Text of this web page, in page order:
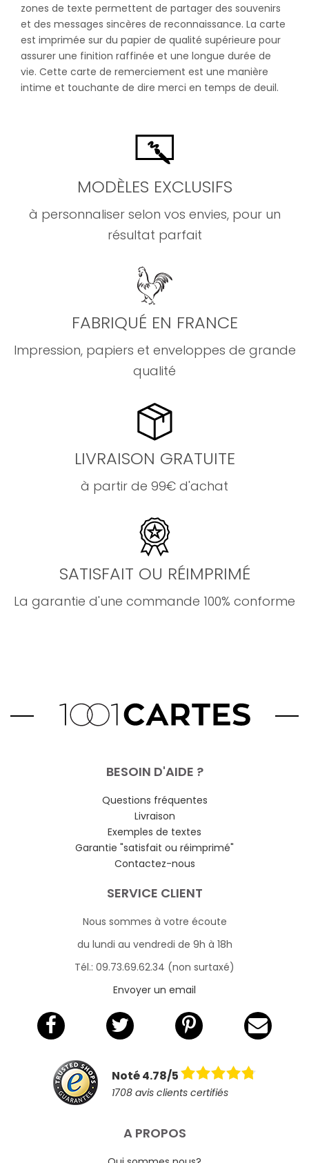
zones de texte permettent de partager des souvenirs
et des messages sincères de reconnaissance. La carte
est imprimée sur du papier de qualité supérieure pour
assurer une finition raffinée et une longue durée de
vie. Cette carte de remerciement est une manière
intime et touchante de dire merci en temps de deuil.
MODÈLES EXCLUSIFS
à personnaliser selon vos envies, pour un
résultat parfait
FABRIQUÉ EN FRANCE
Impression, papiers et enveloppes de grande
qualité
LIVRAISON GRATUITE
à partir de 99€ d'achat
SATISFAIT OU RÉIMPRIMÉ
La garantie d'une commande 100% conforme
BESOIN D'AIDE ?
Questions fréquentes
Livraison
Exemples de textes
Garantie "satisfait ou réimprimé"
Contactez-nous
SERVICE CLIENT
Nous sommes à votre écoute
du lundi au vendredi de 9h à 18h
Tél.: 09.73.69.62.34 (non surtaxé)
Envoyer un email
Noté 4.78/5
1708 avis clients certifiés
A PROPOS